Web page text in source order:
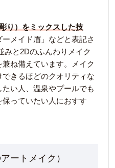
り）をミックスした技
ーメイド眉」などと表記さ
みと2Dのふんわりメイク
ね備えています。メイク
きるほどのクオリティな
い人、温泉やプールでも
っていたい人におすす
ートメイク）